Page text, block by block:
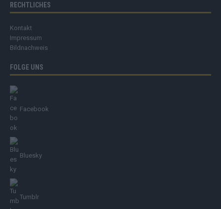
RECHTLICHES
Kontakt
Impressum
Bildnachweis
FOLGE UNS
Facebook
Bluesky
Tumblr